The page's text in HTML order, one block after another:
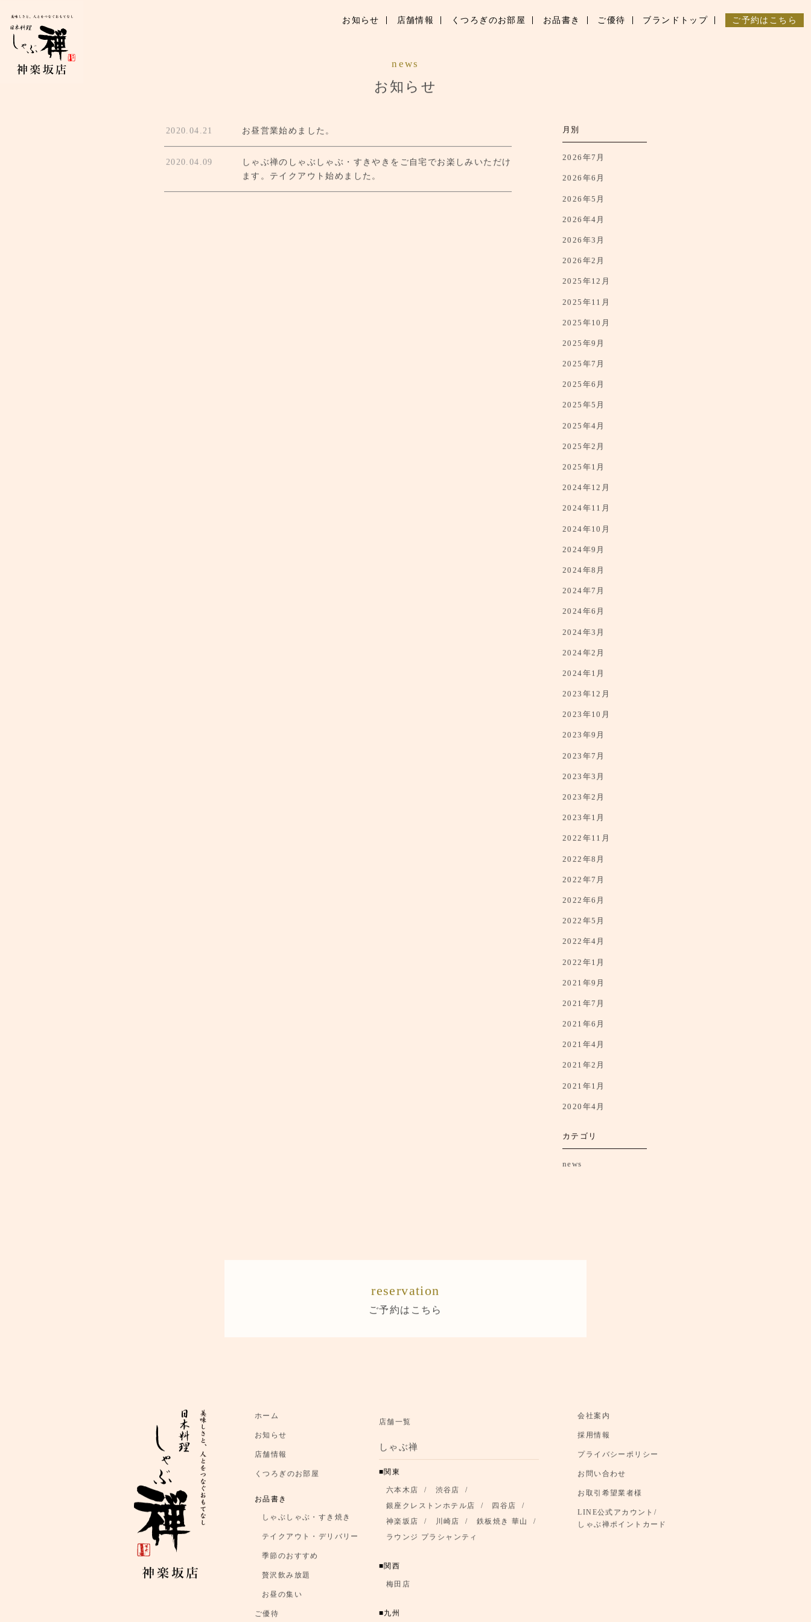
お品書き
ご優待
お知らせ 店舗情報 くつろぎのお部屋 お品書き ご優待 ブランドトップ ご予約はこちら
news
お知らせ
2020.04.21 お昼営業始めました。
2020.04.09
しゃぶ禅のしゃぶしゃぶ・すきやきをご自宅でお楽しみいただけ
ます。テイクアウト始めました。
月別
2026年7月
2026年6月
2026年5月
2026年4月
2026年3月
2026年2月
2025年12月
2025年11月
2025年10月
2025年9月
2025年7月
2025年6月
2025年5月
2025年4月
2025年2月
2025年1月
2024年12月
2024年11月
2024年10月
2024年9月
2024年8月
2024年7月
2024年6月
2024年3月
2024年2月
2024年1月
2023年12月
2023年10月
2023年9月
2023年7月
2023年3月
2023年2月
2023年1月
2022年11月
2022年8月
2022年7月
2022年6月
2022年5月
2022年4月
2022年1月
2021年9月
2021年7月
2021年6月
2021年4月
2021年2月
2021年1月
2020年4月
カテゴリ
news
reservation
ご予約はこちら
ホーム
お知らせ
店舗情報
くつろぎのお部屋
お品書き
しゃぶしゃぶ・すき焼き
テイクアウト・デリバリー
季節のおすすめ
贅沢飲み放題
お昼の集い
ご優待
店舗一覧
しゃぶ禅
関東
六本木店
渋谷店
銀座クレストンホテル店
四谷店
神楽坂店
川崎店
鉄板焼き 華山
ラウンジ プラシャンティ
関西
梅田店
九州
会社案内
採用情報
プライバシーポリシー
お問い合わせ
お取引希望業者様
LINE公式アカウント/
しゃぶ禅ポイントカード